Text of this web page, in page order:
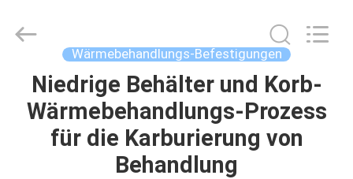
HAUS
PRODUKTE
Forging
Co.,LTD..
Reserved.
Wärmebehandlungs-Befestigungen
Niedrige Behälter und Korb-
Wärmebehandlungs-Prozess
für die Karburierung von
Behandlung